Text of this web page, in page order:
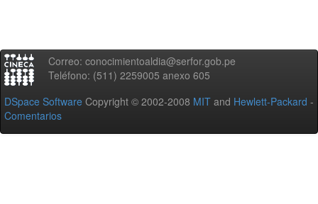
Correo: conocimientoaldia@serfor.gob.pe
Teléfono: (511) 2259005 anexo 605
DSpace Software Copyright © 2002-2008 MIT and Hewlett-Packard -
Comentarios